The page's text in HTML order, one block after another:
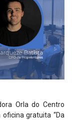
Orla do Centro
oficina gratuita “Da